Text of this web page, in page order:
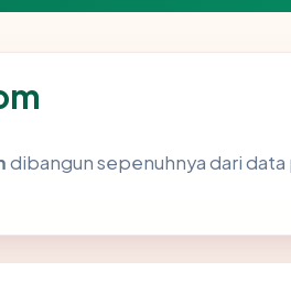
dibangun sepenuhnya dari data